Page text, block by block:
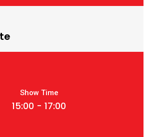
Show Time
15:00 - 17:00